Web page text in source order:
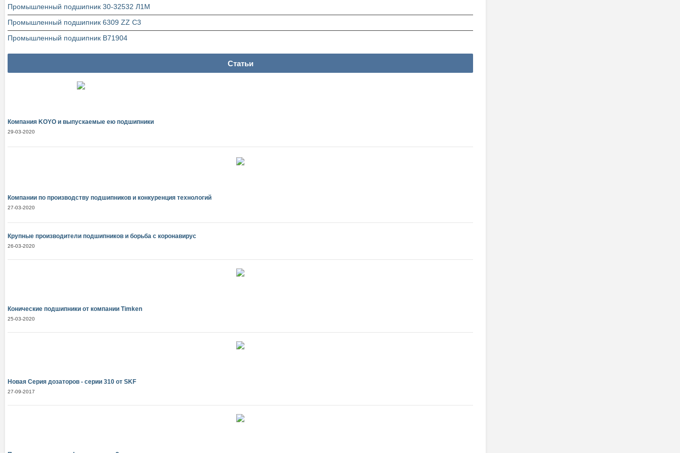
Промышленный подшипник 30-32532 Л1М
Промышленный подшипник 6309 ZZ C3
Промышленный подшипник В71904
Статьи
Компания KOYO и выпускаемые ею подшипники
29-03-2020
Компании по производству подшипников и конкуренция технологий
27-03-2020
Крупные производители подшипников и борьба с коронавирус
26-03-2020
Конические подшипники от компании Тimken
25-03-2020
Новая Серия дозаторов - серии 310 от SKF
27-09-2017